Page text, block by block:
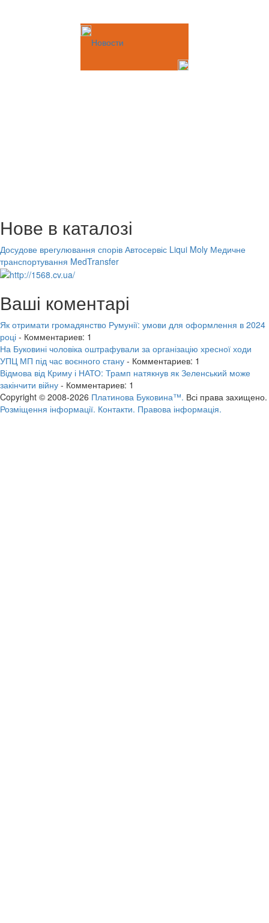
Новости
Нове в каталозі
Досудове врегулювання спорів Автосервіс Liqui Moly Медичне
транспортування MedTransfer
Ваші коментарі
Як отримати громадянство Румунії: умови для оформлення в 2024
році - Комментариев: 1
На Буковині чоловіка оштрафували за організацію хресної ходи
УПЦ МП під час воєнного стану - Комментариев: 1
Відмова від Криму і НАТО: Трамп натякнув як Зеленський може
закінчити війну - Комментариев: 1
Copyright © 2008-2026 Платинова Буковина™. Всі права захищено.
Розміщення інформації. Контакти. Правова інформація.